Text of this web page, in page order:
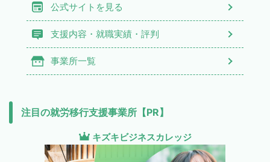
公式サイトを見る
支援内容・就職実績・評判
事業所一覧
注目の就労移行支援事業所【PR】
キズキビジネスカレッジ